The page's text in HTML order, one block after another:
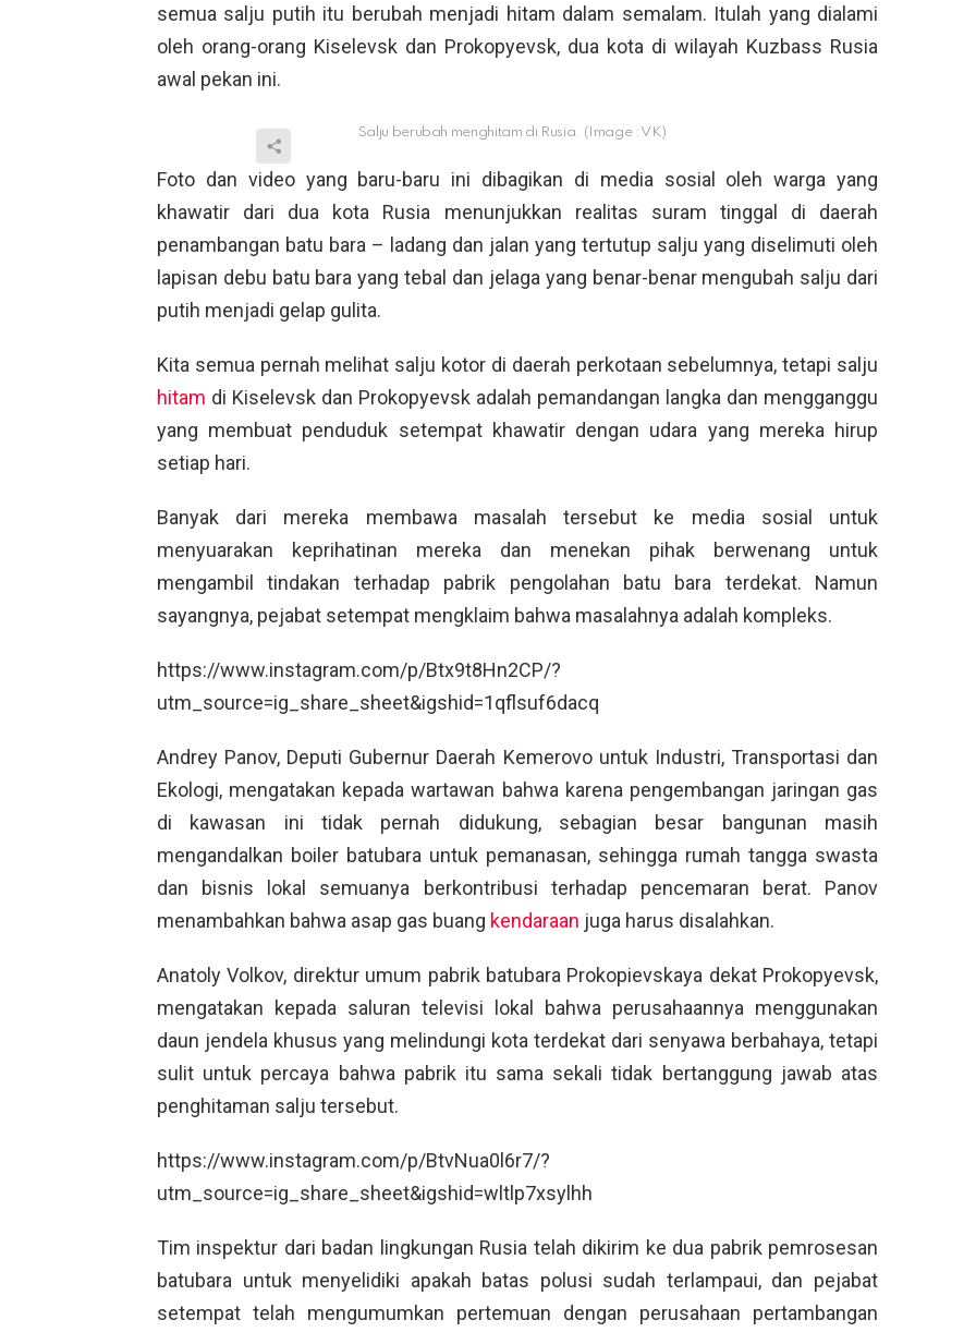
semua salju putih itu berubah menjadi hitam dalam semalam. Itulah yang dialami
oleh orang-orang Kiselevsk dan Prokopyevsk, dua kota di wilayah Kuzbass Rusia
awal pekan ini.
Salju berubah menghitam di Rusia. (Image : VK)
Foto dan video yang baru-baru ini dibagikan di media sosial oleh warga yang
khawatir dari dua kota Rusia menunjukkan realitas suram tinggal di daerah
penambangan batu bara – ladang dan jalan yang tertutup salju yang diselimuti oleh
lapisan debu batu bara yang tebal dan jelaga yang benar-benar mengubah salju dari
putih menjadi gelap gulita.
Kita semua pernah melihat salju kotor di daerah perkotaan sebelumnya, tetapi salju
hitam di Kiselevsk dan Prokopyevsk adalah pemandangan langka dan mengganggu
yang membuat penduduk setempat khawatir dengan udara yang mereka hirup
setiap hari.
Banyak dari mereka membawa masalah tersebut ke media sosial untuk
menyuarakan keprihatinan mereka dan menekan pihak berwenang untuk
mengambil tindakan terhadap pabrik pengolahan batu bara terdekat. Namun
sayangnya, pejabat setempat mengklaim bahwa masalahnya adalah kompleks.
https://www.instagram.com/p/Btx9t8Hn2CP/?
utm_source=ig_share_sheet&igshid=1qflsuf6dacq
Andrey Panov, Deputi Gubernur Daerah Kemerovo untuk Industri, Transportasi dan
Ekologi, mengatakan kepada wartawan bahwa karena pengembangan jaringan gas
di kawasan ini tidak pernah didukung, sebagian besar bangunan masih
mengandalkan boiler batubara untuk pemanasan, sehingga rumah tangga swasta
dan bisnis lokal semuanya berkontribusi terhadap pencemaran berat. Panov
menambahkan bahwa asap gas buang kendaraan juga harus disalahkan.
Anatoly Volkov, direktur umum pabrik batubara Prokopievskaya dekat Prokopyevsk,
mengatakan kepada saluran televisi lokal bahwa perusahaannya menggunakan
daun jendela khusus yang melindungi kota terdekat dari senyawa berbahaya, tetapi
sulit untuk percaya bahwa pabrik itu sama sekali tidak bertanggung jawab atas
penghitaman salju tersebut.
https://www.instagram.com/p/BtvNua0l6r7/?
utm_source=ig_share_sheet&igshid=wltlp7xsylhh
Tim inspektur dari badan lingkungan Rusia telah dikirim ke dua pabrik pemrosesan
batubara untuk menyelidiki apakah batas polusi sudah terlampaui, dan pejabat
setempat telah mengumumkan pertemuan dengan perusahaan pertambangan